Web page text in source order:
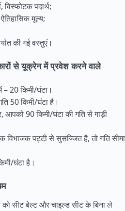
विस्फोटक पदार्थ;
मूल्य;
की गई वस्तुएं।
से यूक्रेन में प्रवेश करने वाले
– 20 किमी/घंटा।
50 किमी/घंटा है।
आपको 90 किमी/घंटा की गति से गाड़ी
पट्टी से सुसज्जित है, तो गति सीमा
घंटा है।
सीट बेल्ट और चाइल्ड सीट के बिना ले